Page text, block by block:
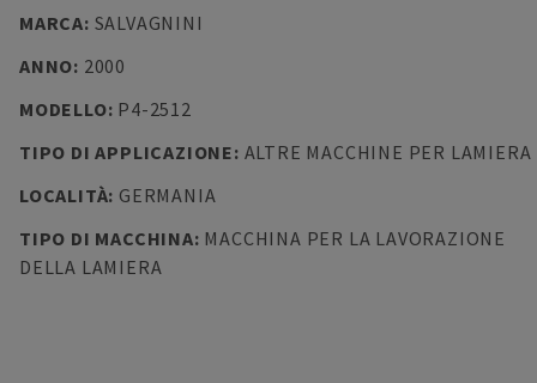
MARCA: SALVAGNINI
ANNO: 2000
MODELLO: P4-2512
TIPO DI APPLICAZIONE: ALTRE MACCHINE PER LAMIERA
LOCALITÀ: GERMANIA
TIPO DI MACCHINA: MACCHINA PER LA LAVORAZIONE
DELLA LAMIERA